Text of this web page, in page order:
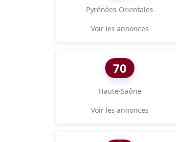
Pyrénées-Orientales
Voir les annonces
70
Haute-Saône
Voir les annonces